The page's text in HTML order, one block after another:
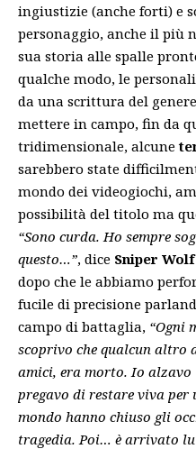
ingiustizie (anche forti) e
personaggio, anche il più
sua storia alle spalle
qualche modo, le
da una scrittura del genere
mettere in campo, fin da
tridimensionale, alcune
sarebbero state
mondo dei videogiochi,
possibilità del titolo ma
“Sono curda. Ho sempre
questo…”, dice Sniper Wolf
dopo che le abbiamo
fucile di precisione
campo di battaglia, “Ogni
scoprivo che qualcun altro
amici, era morto. Io alzavo
pregavo di restare viva
mondo hanno chiuso gli
tragedia. Poi… è arrivato